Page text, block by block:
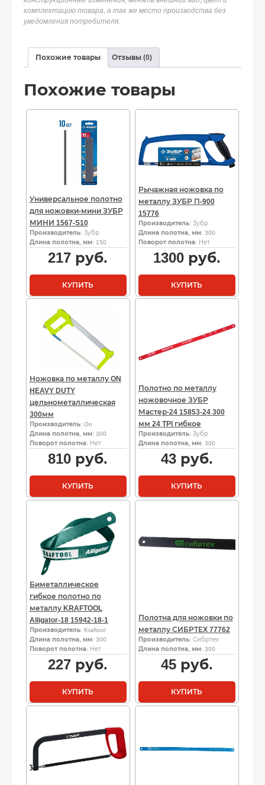
комплектацию товара, а так же место производства без
уведомления потребителя.
Похожие товары Отзывы (0)
Похожие товары
Универсальное полотно
для ножовки-мини ЗУБР
МИНИ 1567-S10
Производитель: Зубр
Длина полотна, мм: 150
217 руб.
КУПИТЬ
Рычажная ножовка по
металлу ЗУБР П-900
15776
Производитель: Зубр
Длина полотна, мм: 300
Поворот полотна: Нет
1300руб.
КУПИТЬ
Ножовка по металлу ON
HEAVY DUTY
цельнометаллическая
300мм
Производитель: On
Длина полотна, мм: 300
Поворот полотна: Нет
810 руб.
КУПИТЬ
Полотно по металлу
ножовочное ЗУБР
Мастер-24 15853-24 300
мм 24 TPI гибкое
Производитель: Зубр
Длина полотна, мм: 300
43руб.
КУПИТЬ
Биметаллическое
гибкое полотно по
металлу KRAFTOOL
Alligator-18 15942-18-1
Производитель: Kraftool
Длина полотна, мм: 300
Поворот полотна: Нет
227 руб.
КУПИТЬ
Полотна для ножовки по
металлу СИБРТЕХ 77762
Производитель: Сибртех
Длина полотна, мм: 300
45руб.
КУПИТЬ